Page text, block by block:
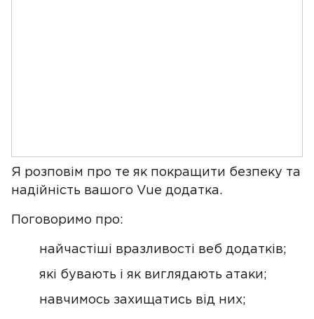
Я розповім про те як покращити безпеку та
надійність вашого Vue додатка.
Поговоримо про:
найчастіші вразливості веб додатків;
які бувають і як виглядають атаки;
навчимось захищатись від них;